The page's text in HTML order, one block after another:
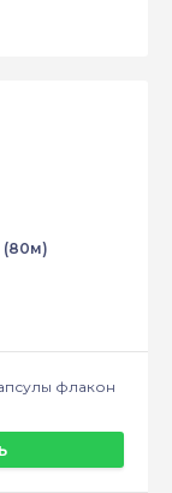
(80м)
флакон